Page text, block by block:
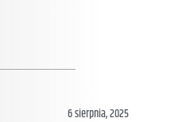
6 sierpnia, 2025